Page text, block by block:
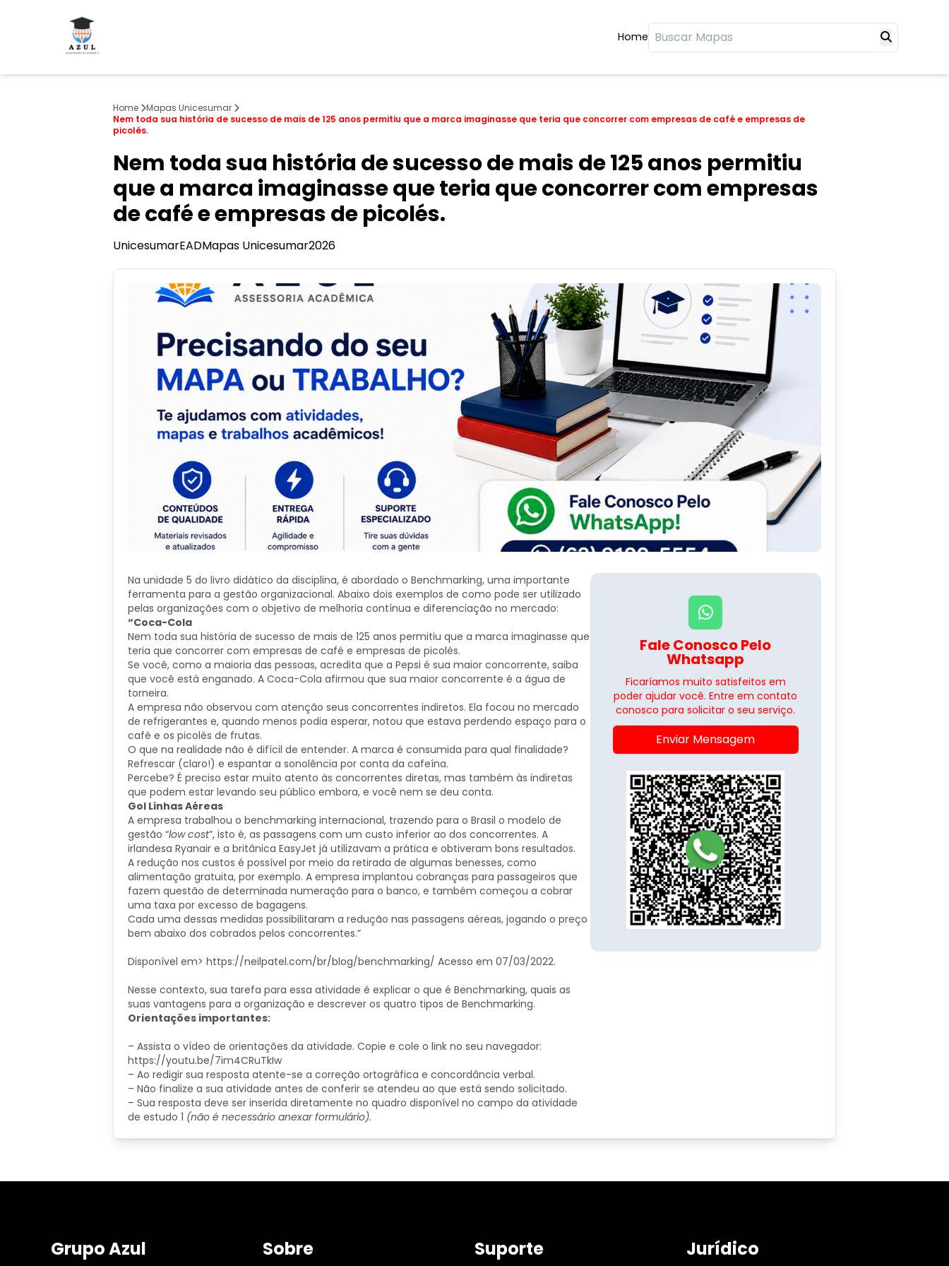
Home
Home
Mapas Unicesumar
Nem toda sua história de sucesso de mais de 125 anos permitiu que a marca imaginasse que teria que concorrer com empresas de café e empresas de
picolés.
Nem toda sua história de sucesso de mais de 125 anos permitiu
que a marca imaginasse que teria que concorrer com empresas
de café e empresas de picolés.
UnicesumarEADMapas Unicesumar2026
Na unidade 5 do livro didático da disciplina, é abordado o Benchmarking, uma importante
ferramenta para a gestão organizacional. Abaixo dois exemplos de como pode ser utilizado
pelas organizações com o objetivo de melhoria contínua e diferenciação no mercado:
“Coca-Cola
Nem toda sua história de sucesso de mais de 125 anos permitiu que a marca imaginasse que
teria que concorrer com empresas de café e empresas de picolés.
Se você, como a maioria das pessoas, acredita que a Pepsi é sua maior concorrente, saiba
que você está enganado. A Coca-Cola afirmou que sua maior concorrente é a água de
torneira.
A empresa não observou com atenção seus concorrentes indiretos. Ela focou no mercado
de refrigerantes e, quando menos podia esperar, notou que estava perdendo espaço para o
café e os picolés de frutas.
O que na realidade não é difícil de entender. A marca é consumida para qual finalidade?
Refrescar (claro!) e espantar a sonolência por conta da cafeína.
Percebe? É preciso estar muito atento às concorrentes diretas, mas também às indiretas
que podem estar levando seu público embora, e você nem se deu conta.
Gol Linhas Aéreas
A empresa trabalhou o benchmarking internacional, trazendo para o Brasil o modelo de
gestão “low cost”, isto é, as passagens com um custo inferior ao dos concorrentes. A
irlandesa Ryanair e a britânica EasyJet já utilizavam a prática e obtiveram bons resultados.
A redução nos custos é possível por meio da retirada de algumas benesses, como
alimentação gratuita, por exemplo. A empresa implantou cobranças para passageiros que
fazem questão de determinada numeração para o banco, e também começou a cobrar
uma taxa por excesso de bagagens.
Cada uma dessas medidas possibilitaram a redução nas passagens aéreas, jogando o preço
bem abaixo dos cobrados pelos concorrentes.”
Disponível em> https://neilpatel.com/br/blog/benchmarking/ Acesso em 07/03/2022.
Nesse contexto, sua tarefa para essa atividade é explicar o que é Benchmarking, quais as
suas vantagens para a organização e descrever os quatro tipos de Benchmarking.
Orientações importantes:
– Assista o vídeo de orientações da atividade. Copie e cole o link no seu navegador:
https://youtu.be/7im4CRuTkIw
– Ao redigir sua resposta atente-se a correção ortográfica e concordância verbal.
– Não finalize a sua atividade antes de conferir se atendeu ao que está sendo solicitado.
– Sua resposta deve ser inserida diretamente no quadro disponível no campo da atividade
de estudo 1 (não é necessário anexar formulário).​​
Fale Conosco Pelo
Whatsapp
Ficaríamos muito satisfeitos em
poder ajudar você. Entre em contato
conosco para solicitar o seu serviço.
Enviar Mensagem
Grupo Azul Sobre Suporte Jurídico